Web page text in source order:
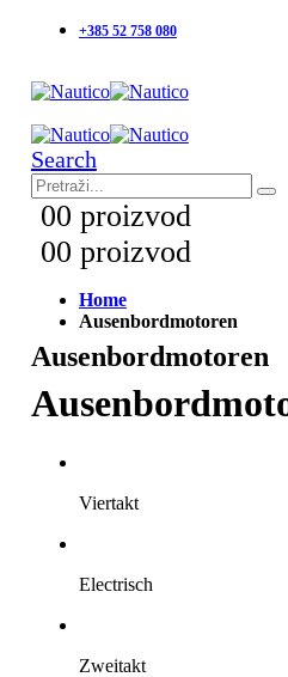
+385 52 758 080
Search
00 proizvod
00 proizvod
Home
Ausenbordmotoren
Ausenbordmotoren
Viertakt
Electrisch
Zweitakt